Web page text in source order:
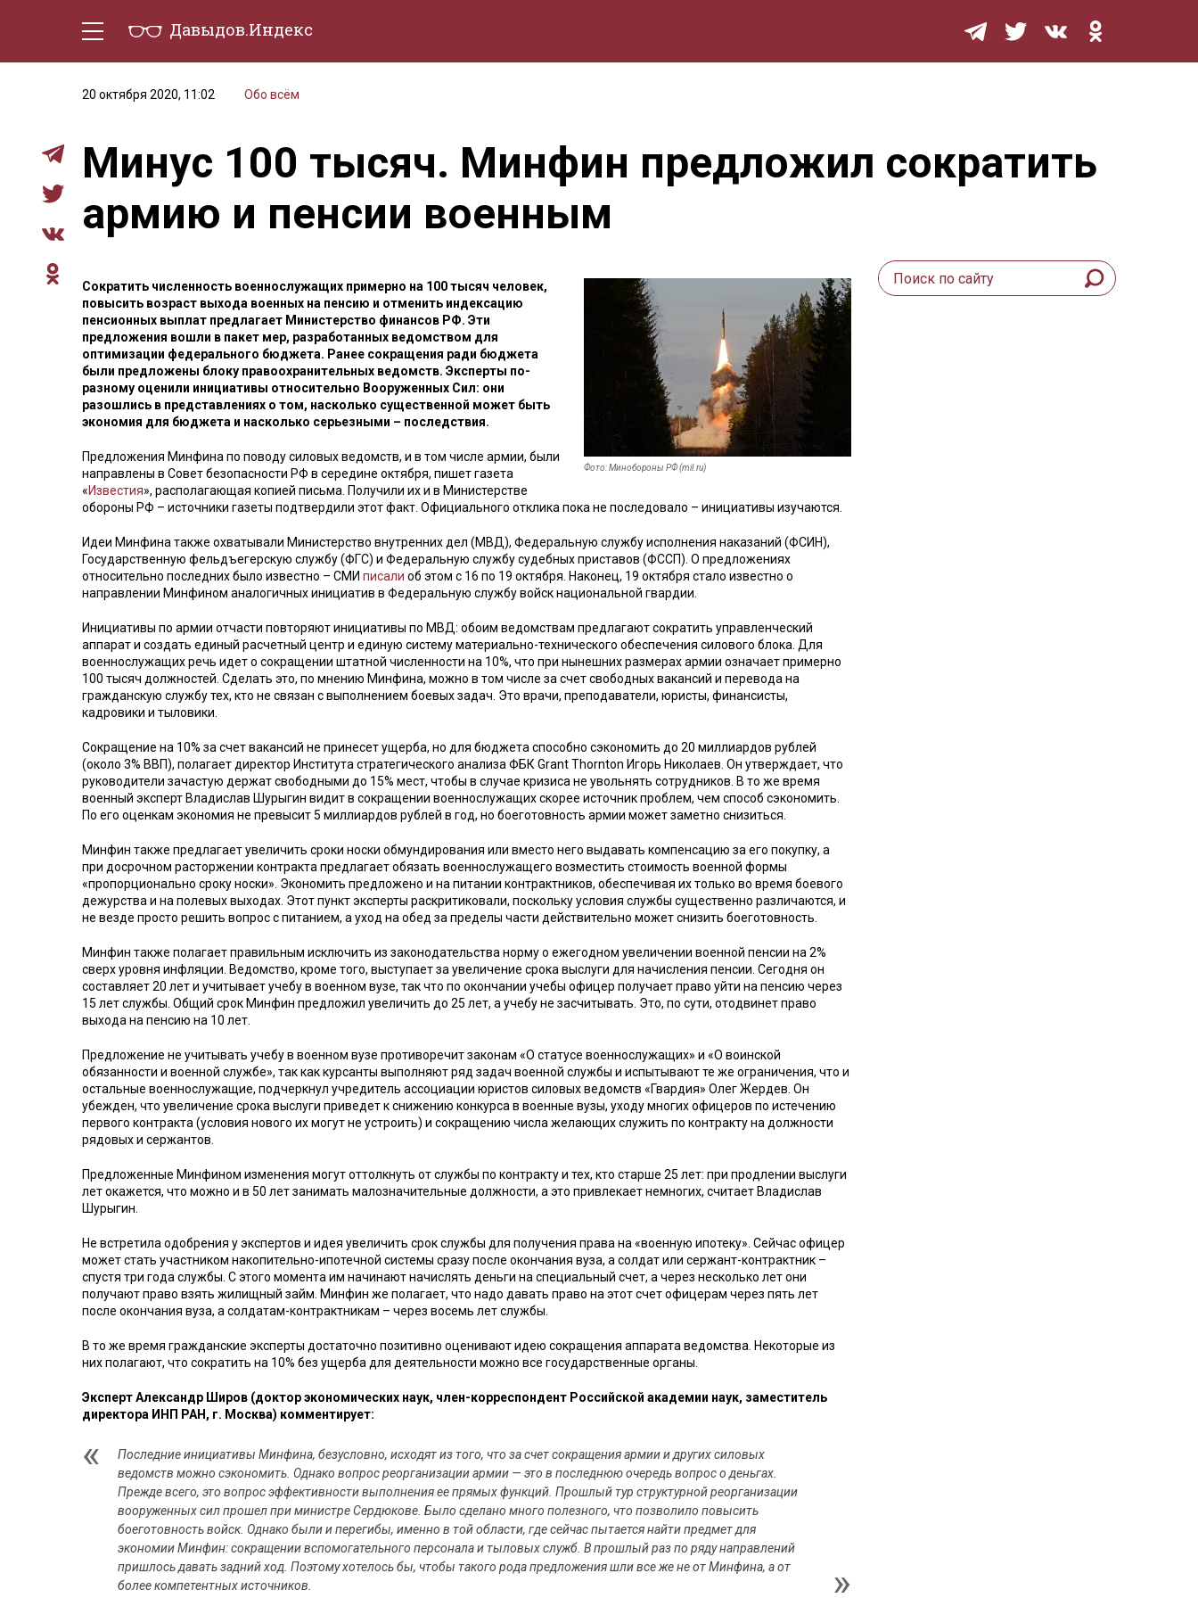
Давыдов.Индекс
20 октября 2020, 11:02
Обо всём
Минус 100 тысяч. Минфин предложил сократить
армию и пенсии военным
Фото: Минобороны РФ (mil.ru)
Сократить численность военнослужащих примерно на 100 тысяч человек,
повысить возраст выхода военных на пенсию и отменить индексацию
пенсионных выплат предлагает Министерство финансов РФ. Эти
предложения вошли в пакет мер, разработанных ведомством для
оптимизации федерального бюджета. Ранее сокращения ради бюджета
были предложены блоку правоохранительных ведомств. Эксперты по-
разному оценили инициативы относительно Вооруженных Сил: они
разошлись в представлениях о том, насколько существенной может быть
экономия для бюджета и насколько серьезными – последствия.
Предложения Минфина по поводу силовых ведомств, и в том числе армии, были
направлены в Совет безопасности РФ в середине октября, пишет газета
«Известия», располагающая копией письма. Получили их и в Министерстве
обороны РФ – источники газеты подтвердили этот факт. Официального отклика пока не последовало – инициативы изучаются.
Идеи Минфина также охватывали Министерство внутренних дел (МВД), Федеральную службу исполнения наказаний (ФСИН),
Государственную фельдъегерскую службу (ФГС) и Федеральную службу судебных приставов (ФССП). О предложениях
относительно последних было известно – СМИ писали об этом с 16 по 19 октября. Наконец, 19 октября стало известно о
направлении Минфином аналогичных инициатив в Федеральную службу войск национальной гвардии.
Инициативы по армии отчасти повторяют инициативы по МВД: обоим ведомствам предлагают сократить управленческий
аппарат и создать единый расчетный центр и единую систему материально-технического обеспечения силового блока. Для
военнослужащих речь идет о сокращении штатной численности на 10%, что при нынешних размерах армии означает примерно
100 тысяч должностей. Сделать это, по мнению Минфина, можно в том числе за счет свободных вакансий и перевода на
гражданскую службу тех, кто не связан с выполнением боевых задач. Это врачи, преподаватели, юристы, финансисты,
кадровики и тыловики.
Сокращение на 10% за счет вакансий не принесет ущерба, но для бюджета способно сэкономить до 20 миллиардов рублей
(около 3% ВВП), полагает директор Института стратегического анализа ФБК Grant Thornton Игорь Николаев. Он утверждает, что
руководители зачастую держат свободными до 15% мест, чтобы в случае кризиса не увольнять сотрудников. В то же время
военный эксперт Владислав Шурыгин видит в сокращении военнослужащих скорее источник проблем, чем способ сэкономить.
По его оценкам экономия не превысит 5 миллиардов рублей в год, но боеготовность армии может заметно снизиться.
Минфин также предлагает увеличить сроки носки обмундирования или вместо него выдавать компенсацию за его покупку, а
при досрочном расторжении контракта предлагает обязать военнослужащего возместить стоимость военной формы
«пропорционально сроку носки». Экономить предложено и на питании контрактников, обеспечивая их только во время боевого
дежурства и на полевых выходах. Этот пункт эксперты раскритиковали, поскольку условия службы существенно различаются, и
не везде просто решить вопрос с питанием, а уход на обед за пределы части действительно может снизить боеготовность.
Минфин также полагает правильным исключить из законодательства норму о ежегодном увеличении военной пенсии на 2%
сверх уровня инфляции. Ведомство, кроме того, выступает за увеличение срока выслуги для начисления пенсии. Сегодня он
составляет 20 лет и учитывает учебу в военном вузе, так что по окончании учебы офицер получает право уйти на пенсию через
15 лет службы. Общий срок Минфин предложил увеличить до 25 лет, а учебу не засчитывать. Это, по сути, отодвинет право
выхода на пенсию на 10 лет.
Предложение не учитывать учебу в военном вузе противоречит законам «О статусе военнослужащих» и «О воинской
обязанности и военной службе», так как курсанты выполняют ряд задач военной службы и испытывают те же ограничения, что и
остальные военнослужащие, подчеркнул учредитель ассоциации юристов силовых ведомств «Гвардия» Олег Жердев. Он
убежден, что увеличение срока выслуги приведет к снижению конкурса в военные вузы, уходу многих офицеров по истечению
первого контракта (условия нового их могут не устроить) и сокращению числа желающих служить по контракту на должности
рядовых и сержантов.
Предложенные Минфином изменения могут оттолкнуть от службы по контракту и тех, кто старше 25 лет: при продлении выслуги
лет окажется, что можно и в 50 лет занимать малозначительные должности, а это привлекает немногих, считает Владислав
Шурыгин.
Не встретила одобрения у экспертов и идея увеличить срок службы для получения права на «военную ипотеку». Сейчас офицер
может стать участником накопительно-ипотечной системы сразу после окончания вуза, а солдат или сержант-контрактник –
спустя три года службы. С этого момента им начинают начислять деньги на специальный счет, а через несколько лет они
получают право взять жилищный займ. Минфин же полагает, что надо давать право на этот счет офицерам через пять лет
после окончания вуза, а солдатам-контрактникам – через восемь лет службы.
В то же время гражданские эксперты достаточно позитивно оценивают идею сокращения аппарата ведомства. Некоторые из
них полагают, что сократить на 10% без ущерба для деятельности можно все государственные органы.
Эксперт Александр Широв (доктор экономических наук, член-корреспондент Российской академии наук, заместитель
директора ИНП РАН, г. Москва) комментирует:
Последние инициативы Минфина, безусловно, исходят из того, что за счет сокращения армии и других силовых
ведомств можно сэкономить. Однако вопрос реорганизации армии — это в последнюю очередь вопрос о деньгах.
Прежде всего, это вопрос эффективности выполнения ее прямых функций. Прошлый тур структурной реорганизации
вооруженных сил прошел при министре Сердюкове. Было сделано много полезного, что позволило повысить
боеготовность войск. Однако были и перегибы, именно в той области, где сейчас пытается найти предмет для
экономии Минфин: сокращении вспомогательного персонала и тыловых служб. В прошлый раз по ряду направлений
пришлось давать задний ход. Поэтому хотелось бы, чтобы такого рода предложения шли все же не от Минфина, а от
более компетентных источников.